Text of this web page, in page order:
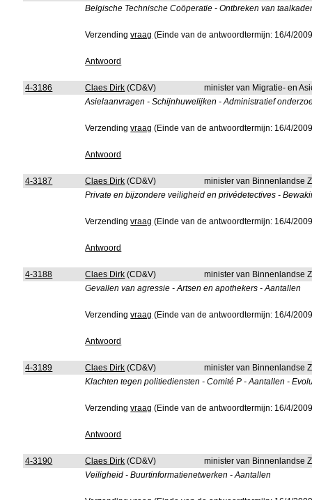
Belgische Technische Coöperatie - Ontbreken van
Verzendingvraag (Einde van de antwoordtermijn: 16/4/
Antwoord
4-3186 Claes Dirk (CD&V)
minister van Migratie- en
Asielaanvragen - Schijnhuwelijken - Administratief
Verzendingvraag (Einde van de antwoordtermijn: 16/4/
Antwoord
4-3187 Claes Dirk (CD&V)
minister van Binnenlandse
Private en bijzondere veiligheid en privédetectives -
Verzendingvraag (Einde van de antwoordtermijn: 16/4/
Antwoord
4-3188 Claes Dirk (CD&V)
minister van Binnenlandse
Gevallen van agressie - Artsen en apothekers - Aantallen
Verzendingvraag (Einde van de antwoordtermijn: 16/4/
Antwoord
4-3189 Claes Dirk (CD&V)
minister van Binnenlandse
Klachten tegen politiediensten - Comité P - Aantallen -
Verzendingvraag (Einde van de antwoordtermijn: 16/4/
Antwoord
4-3190 Claes Dirk (CD&V)
minister van Binnenlandse
Veiligheid - Buurtinformatienetwerken - Aantallen